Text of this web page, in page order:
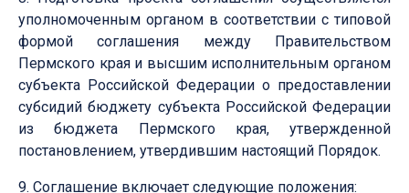
уполномоченным органом в соответствии с типовой
формой соглашения между Правительством
Пермского края и высшим исполнительным органом
субъекта Российской Федерации о предоставлении
субсидий бюджету субъекта Российской Федерации
из бюджета Пермского края, утвержденной
постановлением, утвердившим настоящий Порядок.
9. Соглашение включает следующие положения: